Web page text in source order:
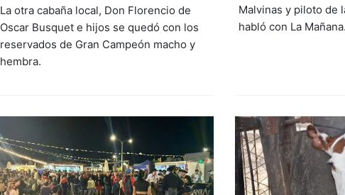
La otra cabaña local, Don Florencio de
Oscar Busquet e hijos se quedó con los
reservados de Gran Campeón macho y
hembra.
Malvinas y piloto de
habló con La Mañana.